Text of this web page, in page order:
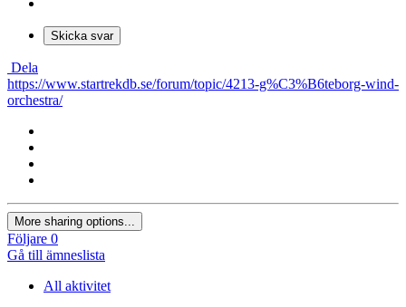
Skicka svar
Dela
https://www.startrekdb.se/forum/topic/4213-g%C3%B6teborg-wind-
orchestra/
More sharing options...
Följare 0
Gå till ämneslista
All aktivitet